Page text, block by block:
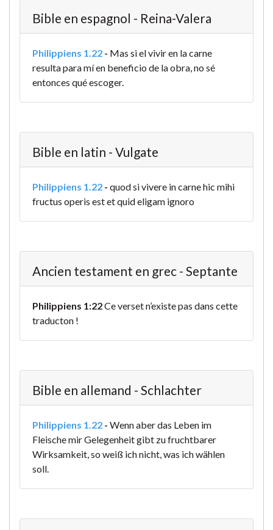
Bible en espagnol - Reina-Valera
Philippiens 1.22 - Mas si el vivir en la carne
resulta para mí en beneficio de la obra, no sé
entonces qué escoger.
Bible en latin - Vulgate
Philippiens 1.22 - quod si vivere in carne hic mihi
fructus operis est et quid eligam ignoro
Ancien testament en grec - Septante
Philippiens 1:22Ce verset n’existe pas dans cette
traducton !
Bible en allemand - Schlachter
Philippiens 1.22 - Wenn aber das Leben im
Fleische mir Gelegenheit gibt zu fruchtbarer
Wirksamkeit, so weiß ich nicht, was ich wählen
soll.